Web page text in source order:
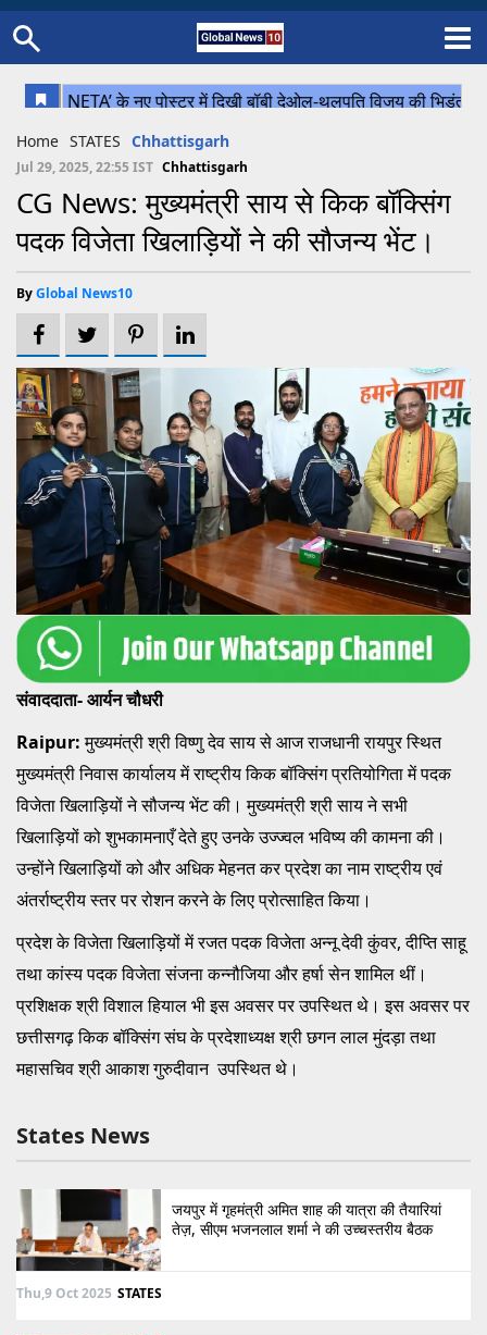
Uttar Pradesh
Chhattisgarh
Bihar
Cricket
Football
Home STATES Chhattisgarh
Jul 29, 2025, 22:55 IST Chhattisgarh
CG News: मुख्यमंत्री साय से किक बॉक्सिंग
पदक विजेता खिलाड़ियों ने की सौजन्य भेंट।
ByGlobal News10
संवाददाता- आर्यन चौधरी
Raipur:मुख्यमंत्री श्री विष्णु देव साय से आज राजधानी रायपुर स्थित
मुख्यमंत्री निवास कार्यालय में राष्ट्रीय किक बॉक्सिंग प्रतियोगिता में पदक
विजेता खिलाड़ियों ने सौजन्य भेंट की। मुख्यमंत्री श्री साय ने सभी
खिलाड़ियों को शुभकामनाएँ देते हुए उनके उज्ज्वल भविष्य की कामना की।
उन्होंने खिलाड़ियों को और अधिक मेहनत कर प्रदेश का नाम राष्ट्रीय एवं
अंतर्राष्ट्रीय स्तर पर रोशन करने के लिए प्रोत्साहित किया।
प्रदेश के विजेता खिलाड़ियों में रजत पदक विजेता अन्नू देवी कुंवर, दीप्ति साहू
तथा कांस्य पदक विजेता संजना कन्नौजिया और हर्षा सेन शामिल थीं।
प्रशिक्षक श्री विशाल हियाल भी इस अवसर पर उपस्थित थे। इस अवसर पर
छत्तीसगढ़ किक बॉक्सिंग संघ के प्रदेशाध्यक्ष श्री छगन लाल मुंदड़ा तथा
महासचिव श्री आकाश गुरुदीवान उपस्थित थे।
States News
जयपुर में गृहमंत्री अमित शाह की यात्रा की तैयारियां
तेज़, सीएम भजनलाल शर्मा ने की उच्चस्तरीय बैठक
Thu,9 Oct 2025 STATES